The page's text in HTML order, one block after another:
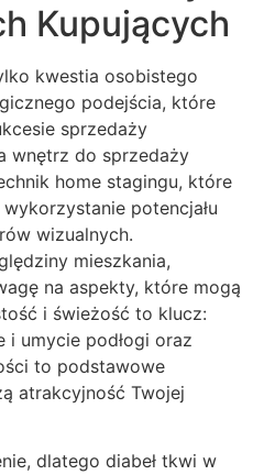
Kupujących
kwestia osobistego
podejścia, które
sprzedaży
wnętrz do sprzedaży
home stagingu, które
potencjału
wizualnych.
mieszkania,
na aspekty, które mogą
i świeżość to klucz:
i umycie podłogi oraz
to podstawowe
atrakcyjność Twojej
dlatego diabeł tkwi w